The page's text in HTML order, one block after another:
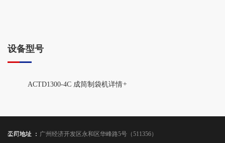
设备型号
ACTD1300-4C 成筒制袋机详情+
公司地址 ：
工厂地址 ： 广州经济开发区永和区华峰路5号（511356）